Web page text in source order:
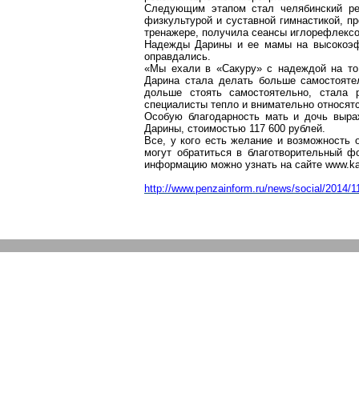
Следующим этапом стал челябинский
физкультурой и суставной
тренажере, получила сеансы
НадеждыДарины и ее мамы на
оправдались.
«Мы ехали в «Сакуру» с надеждой на то,
Даринастала делать больше
дольше стоять самостоятельно,
специалисты тепло и внимательно
Особую благодарность мать и дочь
Дарины, стоимостью 117 600 рублей.
Все, у кого есть желание и возможность
могут обратиться в
информацию можно узнать на сайте
http://www.penzainform.ru/news/social/2014/